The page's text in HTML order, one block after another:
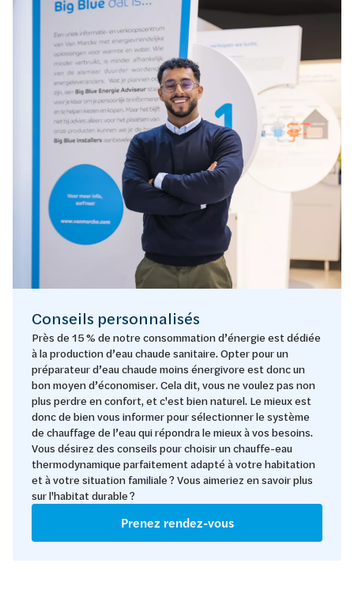
Conseils personnalisés
Près de 15 % de notre consommation d’énergie est dédiée
à la production d’eau chaude sanitaire. Opter pour un
préparateur d’eau chaude moins énergivore est donc un
bon moyen d’économiser. Cela dit, vous ne voulez pas non
plus perdre en confort, et c'est bien naturel. Le mieux est
donc de bien vous informer pour sélectionner le système
de chauffage de l’eau qui répondra le mieux à vos besoins.
Vous désirez des conseils pour choisir un chauffe-eau
thermodynamique parfaitement adapté à votre habitation
et à votre situation familiale ? Vous aimeriez en savoir plus
sur l'habitat durable ?
Prenez rendez-vous